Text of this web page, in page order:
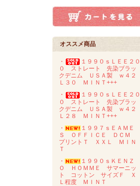
オススメ商品
・
１９９０ｓＬＥＥ２０
０ ストレート 先染ブラッ
クデニム ＵＳＡ製 ｗ４２
Ｌ３０ ＭＩＮＴ+++
・
１９９０ｓＬＥＥ２０
０ ストレート 先染ブラッ
クデニム ＵＳＡ製 ｗ４２
Ｌ２８ ＭＩＮＴ+++
・
１９９７ｓＥＡＭＥ
Ｓ ＯＦＦＩＣＥ ＤＣＭ
プリントＴ ＸＸＬ ＭＩＮ
Ｔ
・
１９９０ｓＫＥＮＺ
Ｏ ＨＯＭＭＥ サマーニッ
ト コットン サイズＦ Ｘ
Ｌ程度 ＭＩＮＴ